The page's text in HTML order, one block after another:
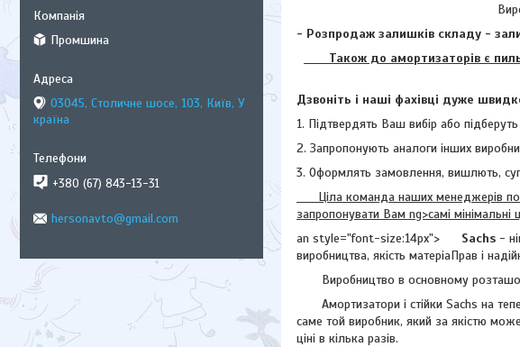
- Розпродаж залишків складу -
Також до амортизаторів є
Дзвоніть і наші фахівці дуже
1. Підтвердять Ваш вибір або
2. Запропонують аналоги інших
3. Оформлять замовлення, вишлють,
Ціла команда наших менеджерів
запропонувати Вам ng>самі мінімальні
an style="font-size:14px"> Sachs -
виробництва, якість матеріаПрав і
Виробництво в основному
Амортизатори і стійки Sachs на
саме той виробник, який за якістю
ціні в кілька разів.
Промшина
03045, Столичне шосе, 103, Київ, У
країна
+380 (67) 843-13-31
hersonavto@gmail.com